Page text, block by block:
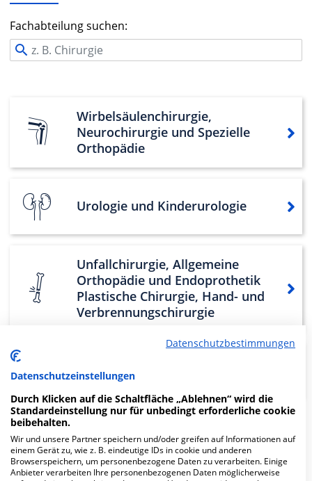
Fachabteilung suchen:
Wirbelsäulenchirurgie,
Neurochirurgie und Spezielle
Orthopädie
Urologie und Kinderurologie
Unfallchirurgie, Allgemeine
Orthopädie und Endoprothetik
Plastische Chirurgie, Hand- und
Verbrennungschirurgie
Palliativmedizin
WeitereFachabteilungen 11
Mehr Informationen
Datenschutzbestimmungen
Datenschutzeinstellungen
Durch Klicken auf die Schaltfläche „Ablehnen“ wird die
Standardeinstellung nur für unbedingt erforderliche cookie
beibehalten.
Wir und unsere Partner speichern und/oder greifen auf Informationen auf
einem Gerät zu, wie z. B. eindeutige IDs in cookie und anderen
Browserspeichern, um personenbezogene Daten zu verarbeiten. Einige
Anbieter verarbeiten Ihre personenbezogenen Daten möglicherweise